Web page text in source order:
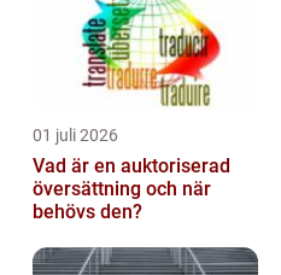
01 juli 2026
Vad är en auktoriserad
översättning och när
behövs den?